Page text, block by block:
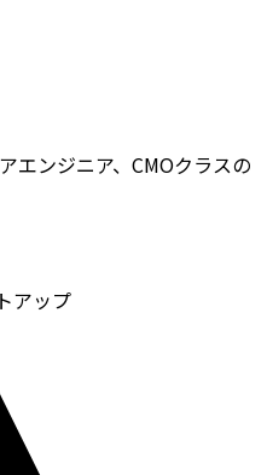
エンジニア、CMOクラスの
アップ